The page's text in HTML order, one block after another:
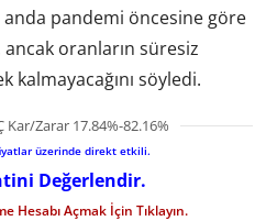
anda pandemi öncesine göre
oranların süresiz
kalmayacağını söyledi.
Zarar 17.84%-82.16%
üzerinde direkt etkili.
Değerlendir.
Hesabı Açmak İçin Tıklayın.